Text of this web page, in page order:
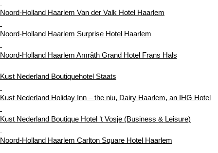
Noord-Holland Haarlem Van der Valk Hotel Haarlem
Noord-Holland Haarlem Surprise Hotel Haarlem
Noord-Holland Haarlem Amrâth Grand Hotel Frans Hals
Kust Nederland Boutiquehotel Staats
Kust Nederland Holiday Inn – the niu, Dairy Haarlem, an IHG Hotel
Kust Nederland Boutique Hotel ’t Vosje (Business & Leisure)
Noord-Holland Haarlem Carlton Square Hotel Haarlem